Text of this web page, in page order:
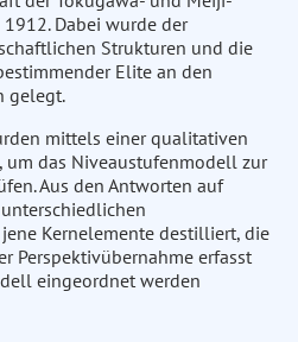
Dabei wurde der
Strukturen und die
Elite an den
gelegt.
mittels einer qualitativen
um das Niveaustufenmodell zur
Aus den Antworten auf
Kernelemente destilliert, die
Perspektivübernahme erfasst
eingeordnet werden